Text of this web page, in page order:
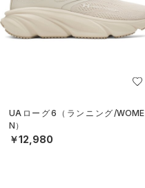
UAローグ6（ランニング/WOME
N）
￥12,980